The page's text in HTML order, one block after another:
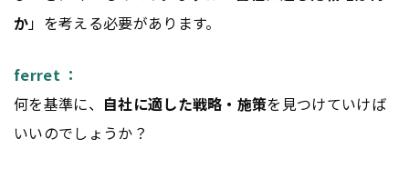
か」を考える必要があります。
ferret ：
何を基準に、 自社に適した戦略・施策を見つけていけば
いいのでしょうか？